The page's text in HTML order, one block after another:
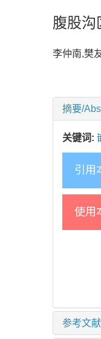
腹股沟
李仲南,樊
摘要/
关键词:
引用
使用
参考文献